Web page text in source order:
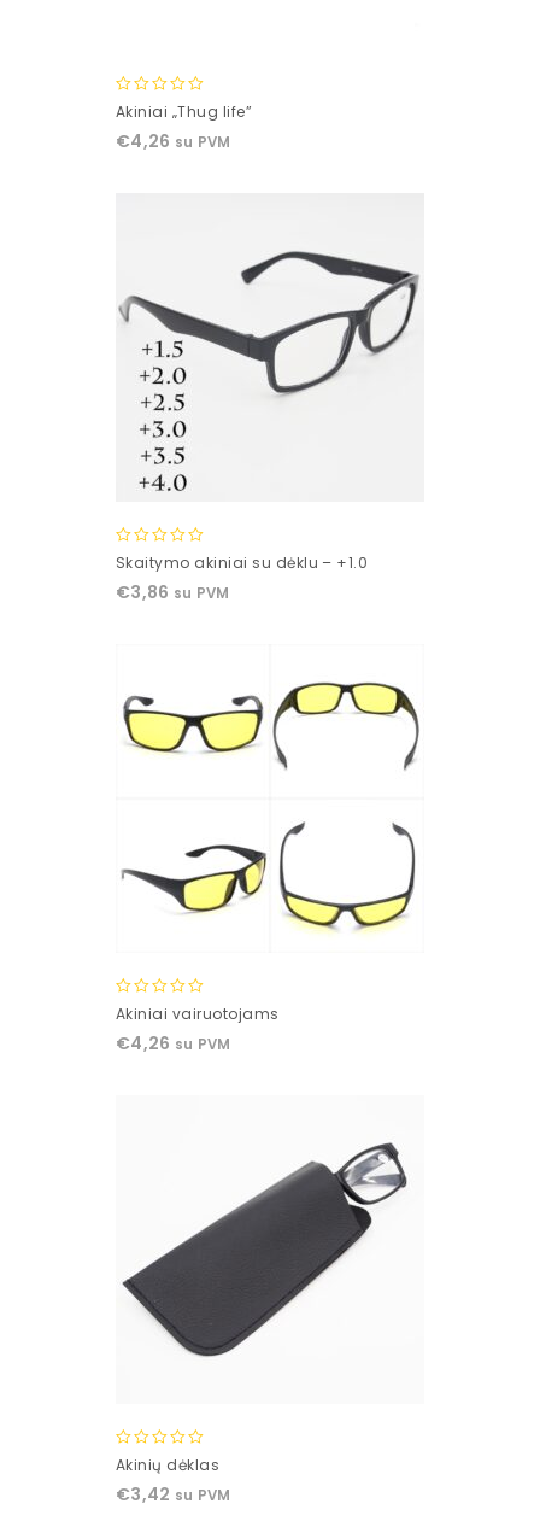
0
of
Akiniai „Thug life”
€4,26 su PVM
0
of
Skaitymo akiniai su dėklu – +1.0
€3,86 su PVM
0
of
Akiniai vairuotojams
€4,26 su PVM
0
of
Akinių dėklas
€3,42 su PVM